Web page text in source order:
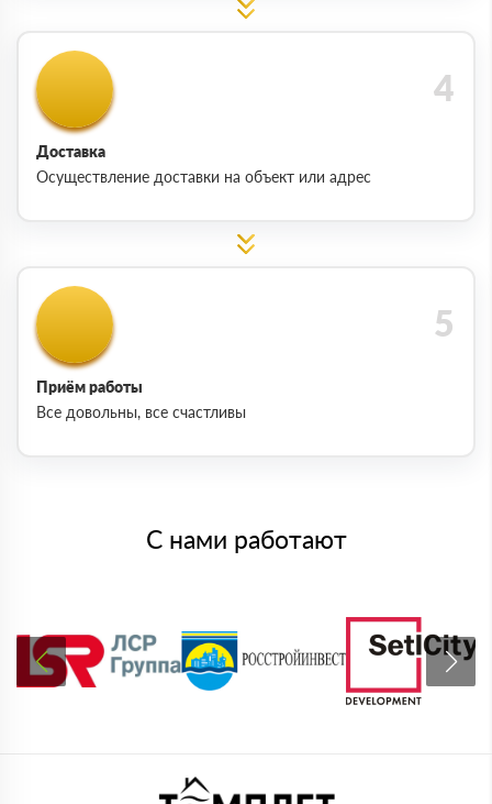
Доставка
Осуществление доставки на объект или адрес
Приём работы
Все довольны, все счастливы
С нами работают